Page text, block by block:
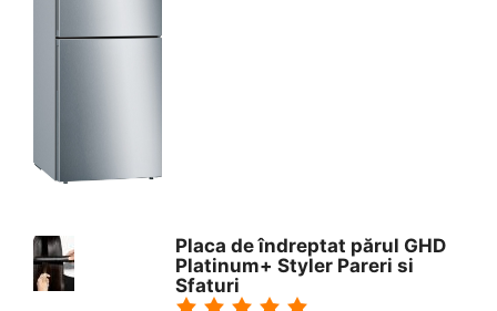
Placa de îndreptat părul GHD
Platinum+ Styler Pareri si
Sfaturi